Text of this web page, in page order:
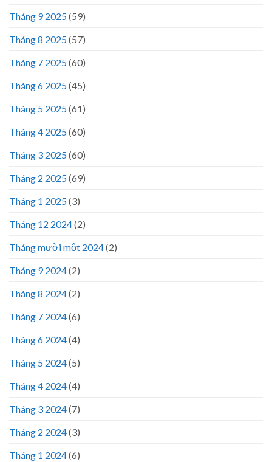
Tháng 9 2025(59)
Tháng 8 2025(57)
Tháng 7 2025(60)
Tháng 6 2025(45)
Tháng 5 2025(61)
Tháng 4 2025(60)
Tháng 3 2025(60)
Tháng 2 2025(69)
Tháng 1 2025(3)
Tháng 12 2024(2)
Tháng mười một 2024(2)
Tháng 9 2024(2)
Tháng 8 2024(2)
Tháng 7 2024(6)
Tháng 6 2024(4)
Tháng 5 2024(5)
Tháng 4 2024(4)
Tháng 3 2024(7)
Tháng 2 2024(3)
Tháng 1 2024(6)